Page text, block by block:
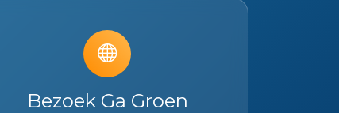
Bezoek Ga Groen